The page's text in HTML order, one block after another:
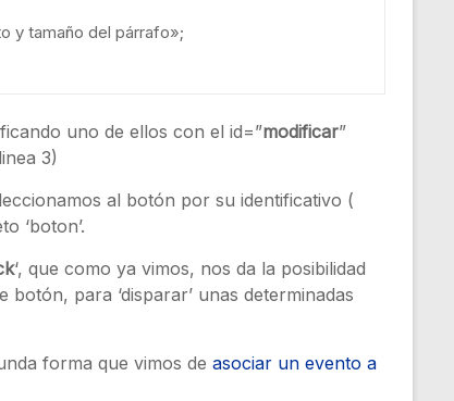
y tamaño del párrafo»;
uno de ellos con el id=”modificar”
3)
al botón por su identificativo (
‘boton’.
‘, que como ya vimos, nos da la posibilidad
para ‘disparar’ unas determinadas
forma que vimos de asociar un evento a